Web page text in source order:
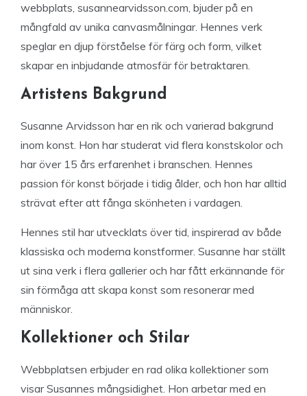
webbplats, susannearvidsson.com, bjuder på en
mångfald av unika canvasmålningar. Hennes verk
speglar en djup förståelse för färg och form, vilket
skapar en inbjudande atmosfär för betraktaren.
Artistens Bakgrund
Susanne Arvidsson har en rik och varierad bakgrund
inom konst. Hon har studerat vid flera konstskolor och
har över 15 års erfarenhet i branschen. Hennes
passion för konst började i tidig ålder, och hon har alltid
strävat efter att fånga skönheten i vardagen.
Hennes stil har utvecklats över tid, inspirerad av både
klassiska och moderna konstformer. Susanne har ställt
ut sina verk i flera gallerier och har fått erkännande för
sin förmåga att skapa konst som resonerar med
människor.
Kollektioner och Stilar
Webbplatsen erbjuder en rad olika kollektioner som
visar Susannes mångsidighet. Hon arbetar med en